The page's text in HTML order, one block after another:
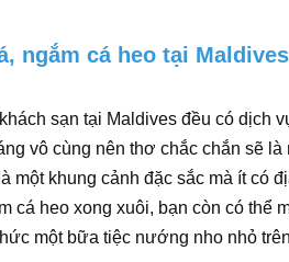
ngắm cá heo tại Maldives
sạn tại Maldives đều có dịch
vô cùng nên thơ chắc chắn sẽ
một khung cảnh đặc sắc mà ít
cá heo xong xuôi, bạn còn có thể
một bữa tiệc nướng nho nhỏ